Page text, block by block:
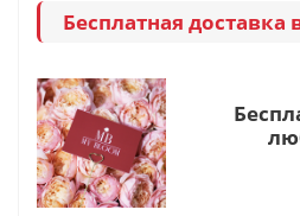
Бесплатная